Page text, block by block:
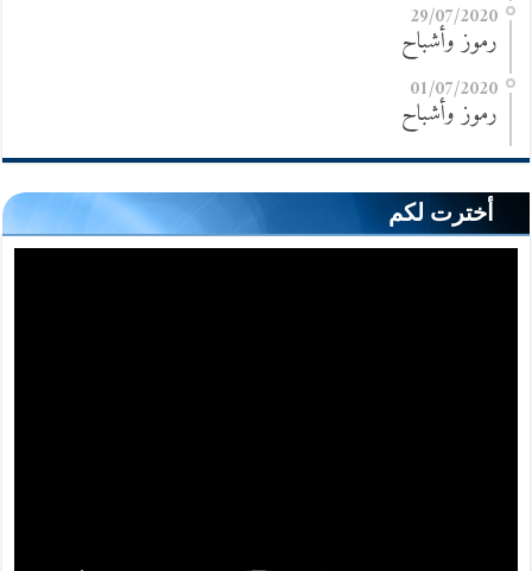
29/07/2020
رموز وأشباح
01/07/2020
رموز وأشباح
أخترت لكم